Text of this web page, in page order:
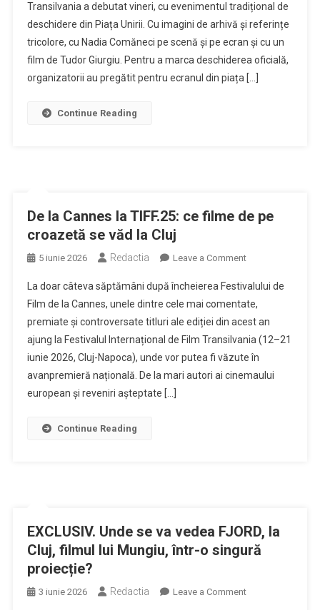
TIFF,
ediția
aniversară,
care
Transilvania a debutat vineri, cu evenimentul tradițional de
deschidere din Piața Unirii. Cu imagini de arhivă și referințe
tricolore, cu Nadia Comăneci pe scenă și pe ecran și cu un
film de Tudor Giurgiu. Pentru a marca deschiderea oficială,
organizatorii au pregătit pentru ecranul din piața […]
Continue Reading
De la Cannes la TIFF.25: ce filme de pe
croazetă se văd la Cluj
5 iunie 2026 Redactia Leave a Commenton
la
Cannes
la
TIFF.25:
ce
filme
La doar câteva săptămâni după încheierea Festivalului de
Film de la Cannes, unele dintre cele mai comentate,
premiate și controversate titluri ale ediției din acest an
ajung la Festivalul Internațional de Film Transilvania (12–21
iunie 2026, Cluj-Napoca), unde vor putea fi văzute în
avanpremieră națională. De la mari autori ai cinemaului
european și reveniri așteptate […]
Continue Reading
EXCLUSIV. Unde se va vedea FJORD, la
Cluj, filmul lui Mungiu, într-o singură
proiecție?
3 iunie 2026 Redactia Leave a Commenton